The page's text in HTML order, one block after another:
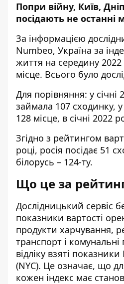
Попри війну, Київ,
посідають не останні
За інформацією
Numbeo, Україна за
життя на середину 2022
місце. Всього було
Для порівняння: у січні
займала 107 сходинку,
128 місце, в січні 2022
Згідно з рейтингом
році, росія посідає 51
білорусь – 124-ту.
Що це за
Дослідницький сервіс
показники вартості
продукти харчування,
транспорт і
відліку взяті
(NYC). Це означає, що
кожен індекс має